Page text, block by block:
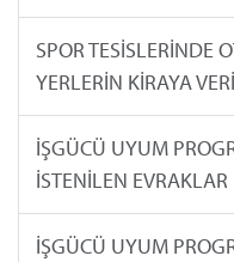
SPOR TESİSLERİNDE
YERLERİN KİRAYA
İŞGÜCÜ UYUM
İSTENİLEN EVRAKLAR
İŞGÜCÜ UYUM